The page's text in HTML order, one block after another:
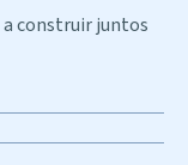
construir juntos